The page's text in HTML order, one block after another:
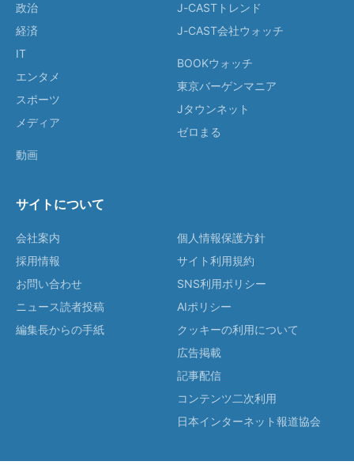
政治
経済
IT
エンタメ
スポーツ
メディア
動画
J-CASTトレンド
J-CAST会社ウォッチ
BOOKウォッチ
東京バーゲンマニア
Jタウンネット
ゼロまる
サイトについて
会社案内
採用情報
お問い合わせ
ニュース読者投稿
編集長からの手紙
個人情報保護方針
サイト利用規約
SNS利用ポリシー
AIポリシー
クッキーの利用について
広告掲載
記事配信
コンテンツ二次利用
日本インターネット報道協会